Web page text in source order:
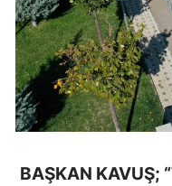
BAŞKAN KAVUŞ;